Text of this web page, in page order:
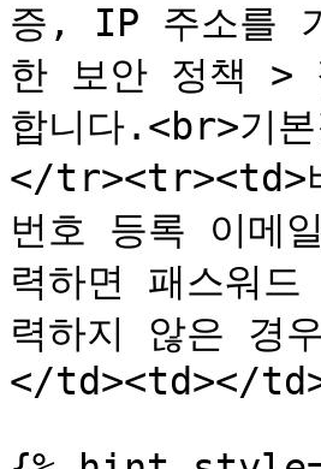
증, IP 주소를
한 보안 정책 >
합니다.<br>기
</tr><tr><td>
번호 등록 이메
력하면 패스워
력하지 않은 경
</td><td></